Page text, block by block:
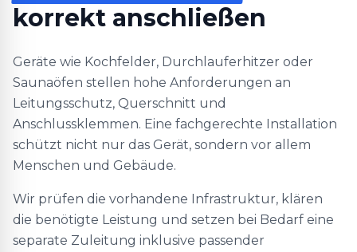
korrekt anschließen
Geräte wie Kochfelder, Durchlauferhitzer oder
Saunaöfen stellen hohe Anforderungen an
Leitungsschutz, Querschnitt und
Anschlussklemmen. Eine fachgerechte Installation
schützt nicht nur das Gerät, sondern vor allem
Menschen und Gebäude.
Wir prüfen die vorhandene Infrastruktur, klären
die benötigte Leistung und setzen bei Bedarf eine
separate Zuleitung inklusive passender